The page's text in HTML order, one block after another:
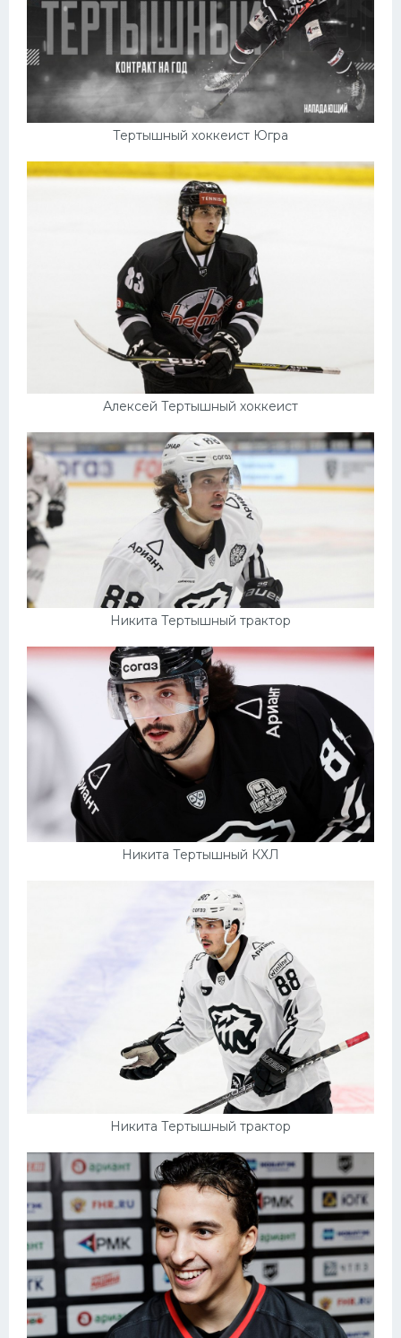
Тертышный хоккеист Югра
Алексей Тертышный хоккеист
Никита Тертышный трактор
Никита Тертышный КХЛ
Никита Тертышный трактор